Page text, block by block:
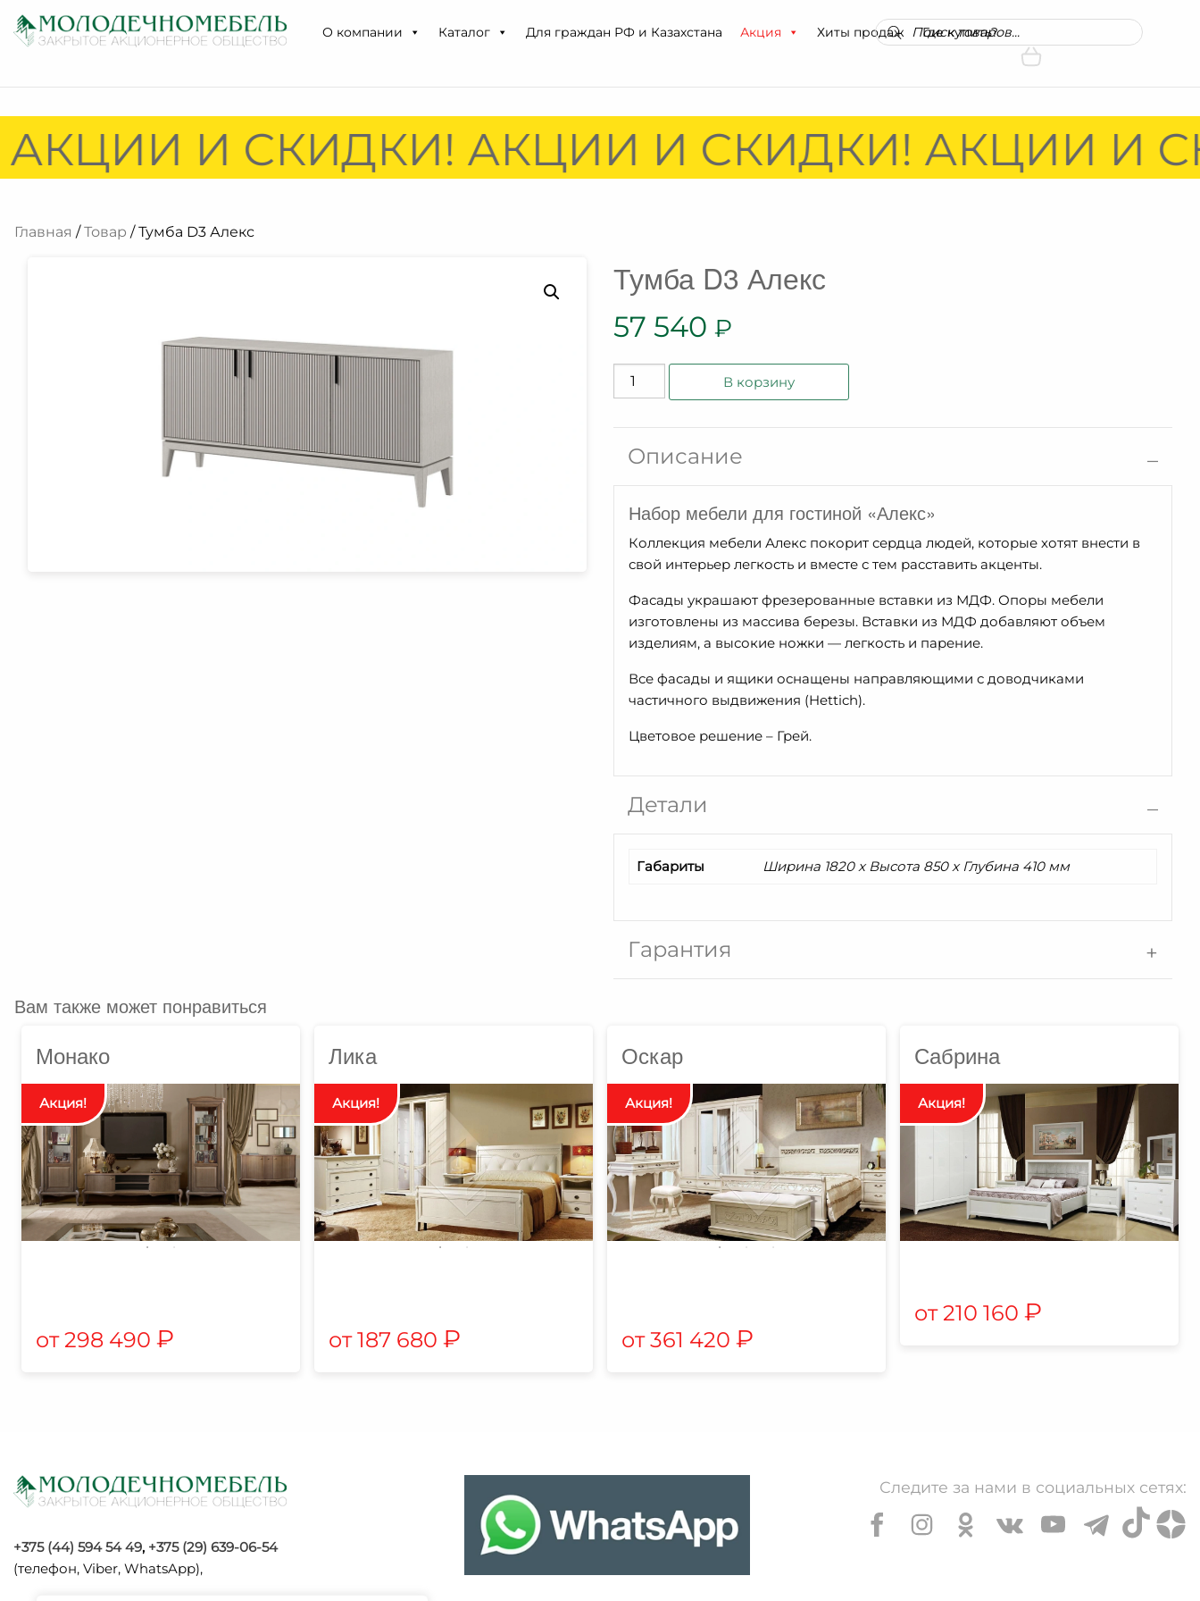
О компании Каталог Для граждан РФ и Казахстана Акция Хиты продаж Где купить?
Поиск
товаров
И СКИДКИ! АКЦИИ И СКИДКИ! АКЦИИ И
Главная /Товар / Тумба D3 Алекс
Тумба D3 Алекс
57 540 ₽
Количество
товара
Алекс
В корзину
Описание
Набор мебели для гостиной «Алекс»
Коллекция мебели Алекс покорит сердца людей, которые хотят внести в
свой интерьер легкость и вместе с тем расставить акценты.
Фасады украшают фрезерованные вставки из МДФ. Опоры мебели
изготовлены из массива березы. Вставки из МДФ добавляют объем
изделиям, а высокие ножки — легкость и парение.
Все фасады и ящики оснащены направляющими с доводчиками
частичного выдвижения (Hettich).
Цветовое решение – Грей.
Детали
Габариты Ширина 1820 x Высота 850 x Глубина 410 мм
Гарантия
Вам также может понравиться
Монако
298 490 ₽
Лика
187 680 ₽
Оскар
361 420 ₽
Сабрина
210 160 ₽
+375 (44) 594 54 49, +375 (29) 639-06-54
(телефон, Viber, WhatsApp),
Следите за нами в социальных сетях: